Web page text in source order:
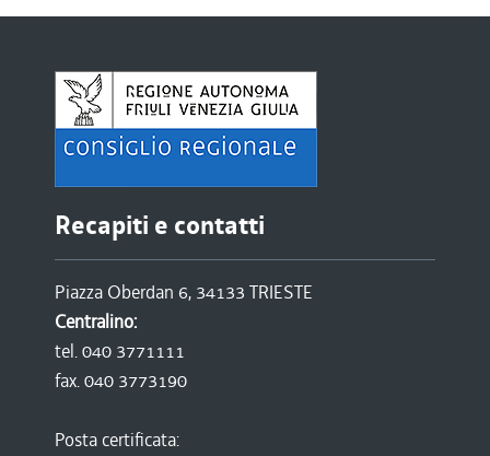
Recapiti e contatti
Piazza Oberdan 6, 34133 TRIESTE
Centralino:
tel. 040 3771111
fax. 040 3773190
Posta certificata: